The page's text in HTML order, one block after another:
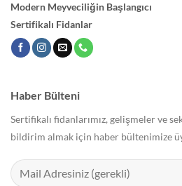
Modern Meyveciliğin Başlangıcı
Sertifikalı Fidanlar
Haber Bülteni
Sertifikalı fidanlarımız, gelişmeler ve
bildirim almak için haber bültenimize